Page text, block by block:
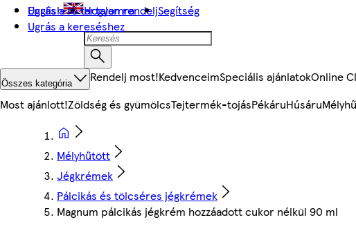
Ugrás a fő tartalomra
Ugrás a kereséshez
English Hogyan rendeljSegítség
Összes kategória Rendelj most!KedvenceimSpeciális ajánlatokOnline
Most ajánlott!Zöldség és gyümölcsTejtermék-tojásPékáruHúsáru
Mélyhűtött
Jégkrémek
Pálcikás és tölcséres jégkrémek
Magnum pálcikás jégkrém hozzáadott cukor nélkül 90 ml